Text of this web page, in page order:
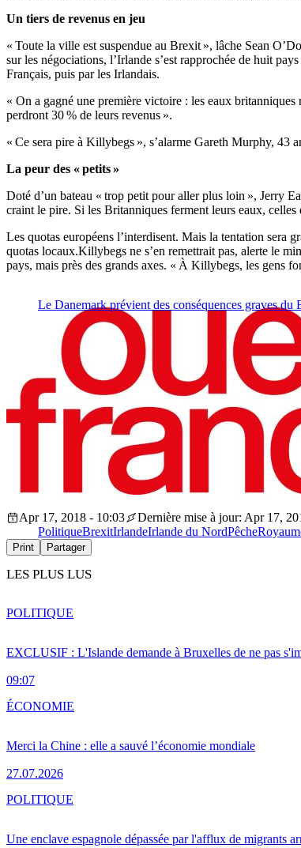
Un tiers de revenus en jeu
« Toute la ville est suspendue au Brexit », lâche Sean
sur les négociations, l’Irlande s’est rapprochée de huit
Français, puis par les Irlandais.
« On a gagné une première victoire : les eaux
perdront 30 % de leurs revenus ».
« Ce sera pire à Killybegs », s’alarme Gareth Murphy, 43
La peur des « petits »
Doté d’un bateau « trop petit pour aller plus loin », Jerry
craint le pire. Si les Britanniques ferment leurs eaux,
Les quotas européens l’interdisent. Mais la tentation sera
quotas locaux.Killybegs ne s’en remettrait pas, alerte le
pays, mais près des grands axes. « À Killybegs, les gens
Le Danemark prévient des conséquences graves du
Apr 17, 2018 - 10:03
Dernière mise à jour: Apr 17,
PolitiqueBrexitIrlandeIrlande du NordPêche
Print Partager
LES PLUS LUS
EXCLUSIF : L'Islande demande à Bruxelles de ne pas
09:07
POLITIQUE
Merci la Chine : elle a sauvé l’économie mondiale
27.07.2026
ÉCONOMIE
Une enclave espagnole dépassée par l'afflux de migrants
POLITIQUE